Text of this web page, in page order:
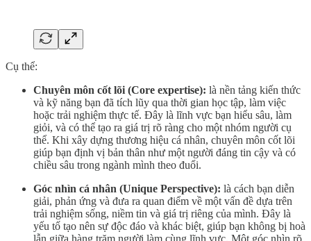
Cụ thể:
Chuyên môn cốt lõi (Core expertise): là nền tảng kiến thức
và kỹ năng bạn đã tích lũy qua thời gian học tập, làm việc
hoặc trải nghiệm thực tế. Đây là lĩnh vực bạn hiểu sâu, làm
giỏi, và có thể tạo ra giá trị rõ ràng cho một nhóm người cụ
thể. Khi xây dựng thương hiệu cá nhân, chuyên môn cốt lõi
giúp bạn định vị bản thân như một người đáng tin cậy và có
chiều sâu trong ngành mình theo đuổi.
Góc nhìn cá nhân (Unique Perspective): là cách bạn diễn
giải, phản ứng và đưa ra quan điểm về một vấn đề dựa trên
trải nghiệm sống, niềm tin và giá trị riêng của mình. Đây là
yếu tố tạo nên sự độc đáo và khác biệt, giúp bạn không bị hoà
lẫn giữa hàng trăm người làm cùng lĩnh vực. Một góc nhìn rõ